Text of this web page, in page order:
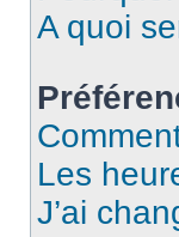
A quoi
Les
J’ai